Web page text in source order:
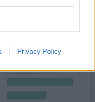
Privacy Policy